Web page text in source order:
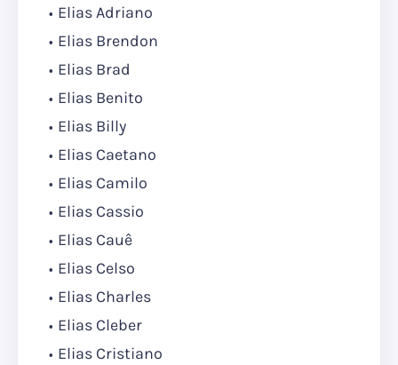
Elias Adriano
Elias Brendon
Elias Brad
Elias Benito
Elias Billy
Elias Caetano
Elias Camilo
Elias Cassio
Elias Cauê
Elias Celso
Elias Charles
Elias Cleber
Elias Cristiano